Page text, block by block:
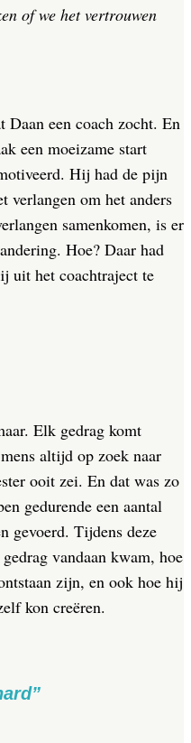
of we het vertrouwen
Daan een coach zocht. En
een moeizame start
Hij had de pijn
verlangen om het anders
samenkomen, is er
Hoe? Daar had
uit het coachtraject te
Elk gedrag komt
altijd op zoek naar
ooit zei. En dat was zo
gedurende een aantal
gevoerd. Tijdens deze
vandaan kwam, hoe
zijn, en ook hoe hij
kon creëren.